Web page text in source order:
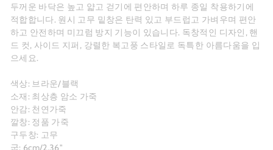
Facebook
X
Pinterest
두꺼운 바닥은 높고 얇고 걷기에 편안하며 하루 종일 착용하기에
적합합니다. 원시 고무 밑창은 탄력 있고 부드럽고 가벼우며 편안
하고 안전하며 미끄럼 방지 기능이 있습니다. 독창적인 디자인, 핸
드 컷, 사이드 지퍼, 강렬한 복고풍 스타일로 독특한 아름다움을 입
으세요.
색상: 브라운/블랙
소재: 최상층 암소 가죽
안감: 천연가죽
깔창: 정품 가죽
구두창: 고무
굽: 6cm/2.36"